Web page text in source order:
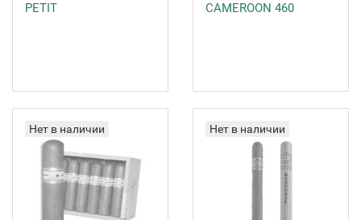
PETIT
CAMEROON 460
Нет в наличии Нет в наличии